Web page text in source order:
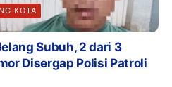
KOTA
Subuh, 2 dari 3
Disergap Polisi Patroli